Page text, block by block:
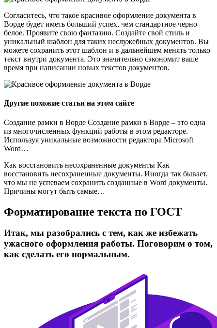
Согласитесь, что такое красивое оформление документа в
Ворде будет иметь больший успех, чем стандартное черно-
белое. Проявите свою фантазию. Создайте свой стиль и
уникальный шаблон для таких неслужебных документов. Вы
можете сохранить этот шаблон и в дальнейшем менять только
текст внутри документа. Это значительно сэкономит ваше
время при написании новых текстов документов.
Другие похожие статьи на этом сайте
Создание рамки в Ворде Создание рамки в Ворде – это одна
из многочисленных функций работы в этом редакторе.
Используя уникальные возможности редактора Microsoft
Word…
Как восстановить несохраненные документы Как
восстановить несохраненные документы. Иногда так бывает,
что мы не успеваем сохранить созданные в Word документы.
Причины могут быть самые…
Форматирование текста по ГОСТ
Итак, мы разобрались с тем, как же избежать
ужасного оформления работы. Поговорим о том,
как сделать его нормальным.